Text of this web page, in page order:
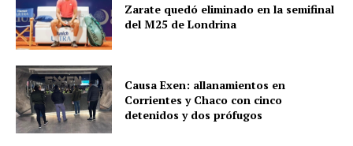
Zarate quedó eliminado en la semifinal
del M25 de Londrina
Causa Exen: allanamientos en
Corrientes y Chaco con cinco
detenidos y dos prófugos